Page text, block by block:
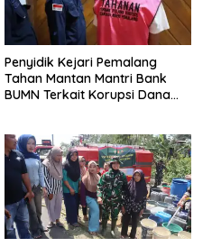
Penyidik Kejari Pemalang
Tahan Mantan Mantri Bank
BUMN Terkait Korupsi Dana